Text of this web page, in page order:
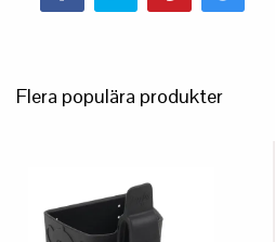
Flera populära produkter